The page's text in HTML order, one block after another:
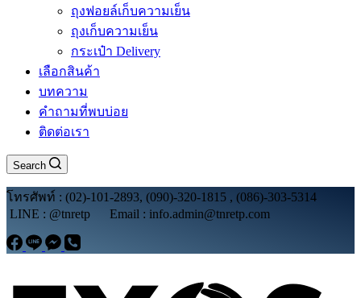
ถุงฟอยล์เก็บความเย็น
ถุงเก็บความเย็น
กระเป๋า Delivery
เลือกสินค้า
บทความ
คำถามที่พบบ่อย
ติดต่อเรา
Search
โทรศัพท์ : (02)-101-2893, (090)-320-1815 , (086)-303-5314
LINE : @tnretp Email : info.admin@tnretp.com